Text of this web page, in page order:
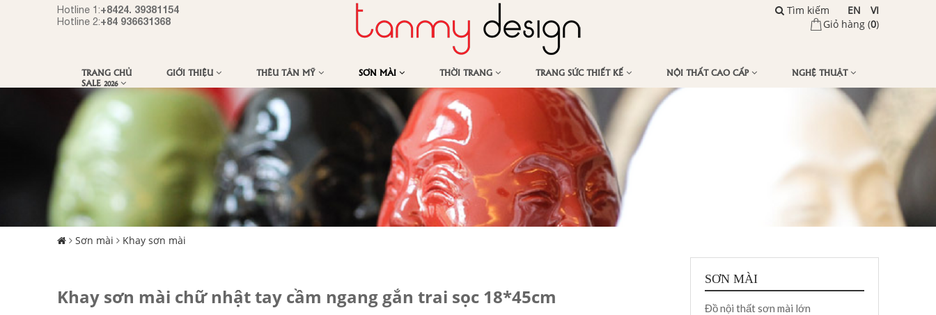
Hotline 1:+8424. 39381154
Hotline 2:+84 936631368 Giỏ hàng (0)
VI
EN
Tìm kiếm
TRANG CHỦ GIỚI THIỆU THÊU TÂN MỸ SƠN MÀI THỜI TRANG TRANG SỨC THIẾT KẾ NỘI THẤT CAO CẤP
NGHỆ THUẬT
SALE 2026
Sơn mài Khay sơn mài
Khay sơn mài chữ nhật tay cầm ngang gắn trai sọc 18*45cm
SƠN MÀI
Đồ nội thất sơn mài lớn